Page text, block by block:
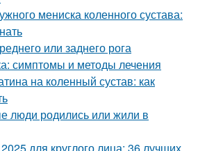
мениска коленного сустава:
или заднего рога
симптомы и методы лечения
на коленный сустав: как
люди родились или жили в